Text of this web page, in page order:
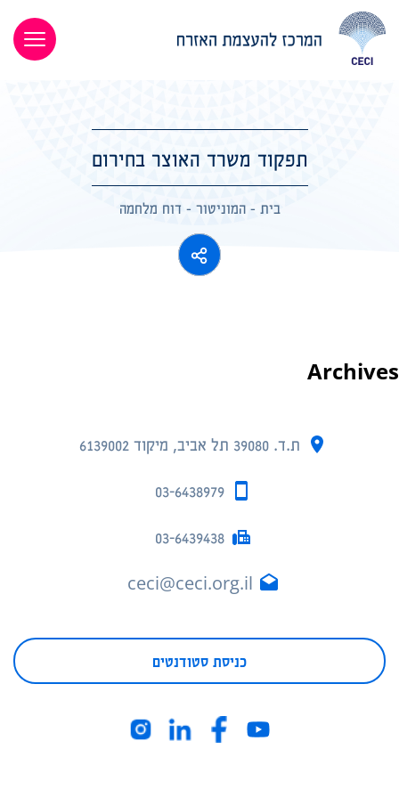
תפקוד משרד האוצר בחירום
בית -המוניטור -דוח מלחמה
Archives
ת.ד. 39080 תל אביב, מיקוד 6139002
03-6438979
03-6439438
ceci@ceci.org.il
כניסת סטודנטים